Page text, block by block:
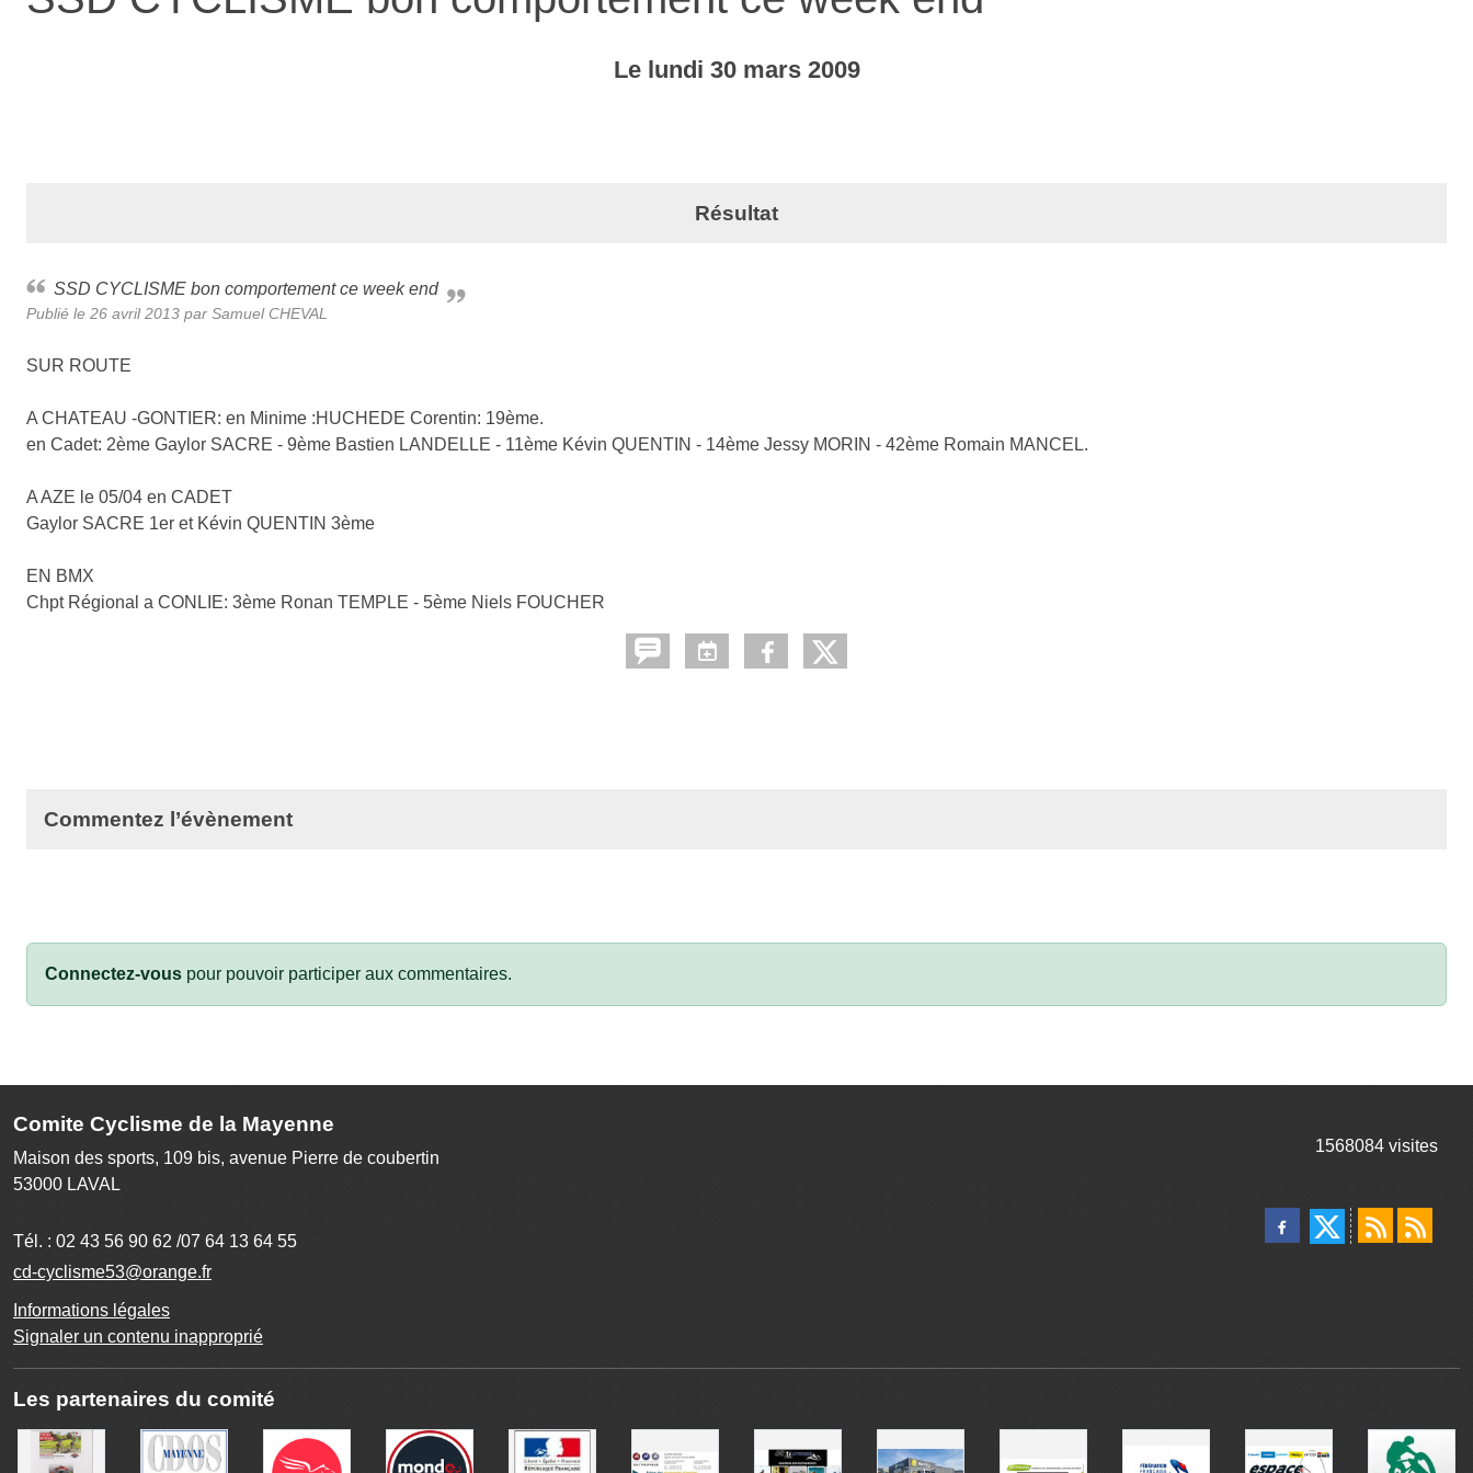
Le lundi 30 mars 2009
Résultat
SSD CYCLISME bon comportement ce week end
Publié le 26 avril 2013 par Samuel CHEVAL
SUR ROUTE
A CHATEAU -GONTIER: en Minime :HUCHEDE Corentin: 19ème.
en Cadet: 2ème Gaylor SACRE - 9ème Bastien LANDELLE - 11ème Kévin QUENTIN - 14ème Jessy MORIN - 42ème Romain MANCEL.
A AZE le 05/04 en CADET
Gaylor SACRE 1er et Kévin QUENTIN 3ème
EN BMX
Chpt Régional a CONLIE: 3ème Ronan TEMPLE - 5ème Niels FOUCHER
Commentez l’évènement
Connectez-vous pour pouvoir participer aux commentaires.
Comite Cyclisme de la Mayenne
Maison des sports, 109 bis, avenue Pierre de coubertin
53000 LAVAL
Tél. : 02 43 56 90 62 /07 64 13 64 55
cd-cyclisme53@orange.fr
Informations légales
Signaler un contenu inapproprié
1568084 visites
Les partenaires du comité